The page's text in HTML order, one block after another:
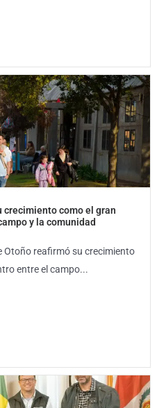
crecimiento como el gran
y la comunidad
Otoño reafirmó su crecimiento
entre el campo...